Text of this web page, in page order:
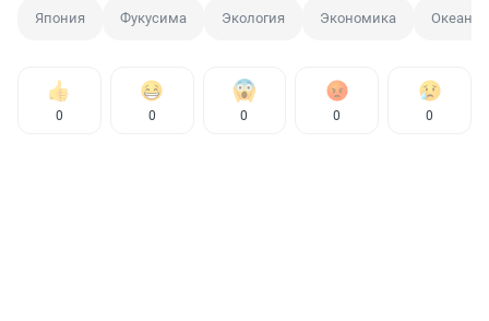
Япония Фукусима Экология Экономика Океан
0 0 0 0 0